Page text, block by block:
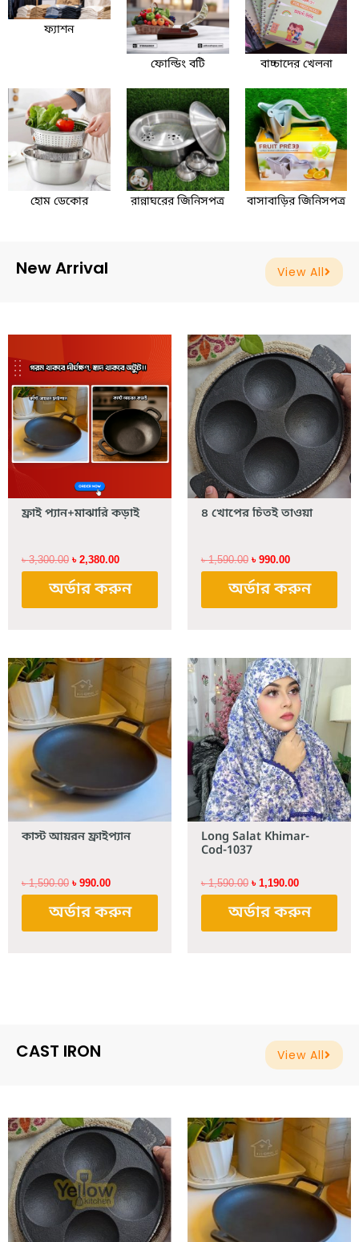
ফ্যাশন
ফোল্ডিং বটি বাচ্চাদের খেলনা
হোম ডেকোর রান্নাঘরের জিনিসপত্র বাসাবাড়ির জিনিসপত্র
New Arrival View All
ফ্রাই প্যান+মাঝারি কড়াই
৳3,300.00
was:
৳ 2,380.00
is:
৳ 2,380.00.
অর্ডার করুন
৪ খোপের চিতই তাওয়া
৳1,590.00
Original
price
was:
৳ 1,590.00.
৳ 990.00
Current
price
is:
৳ 990.00.
অর্ডার করুন
কাস্ট আয়রন ফ্রাইপ্যান
৳1,590.00
Original
was:
৳ 1,590.00.
৳ 990.00
Current
৳ 990.00.
অর্ডার করুন
Long Salat Khimar-
Cod-1037
৳1,590.00
Original
price
was:
৳ 1,590.00.
৳ 1,190.00
Current
price
is:
৳ 1,190.00.
অর্ডার করুন
CAST IRON View All
Original
price
was:
৳ 1,590.00.
Current
price
is:
৳ 990.00.
Original
was:
৳ 1,590.00.
Current
৳ 990.00.